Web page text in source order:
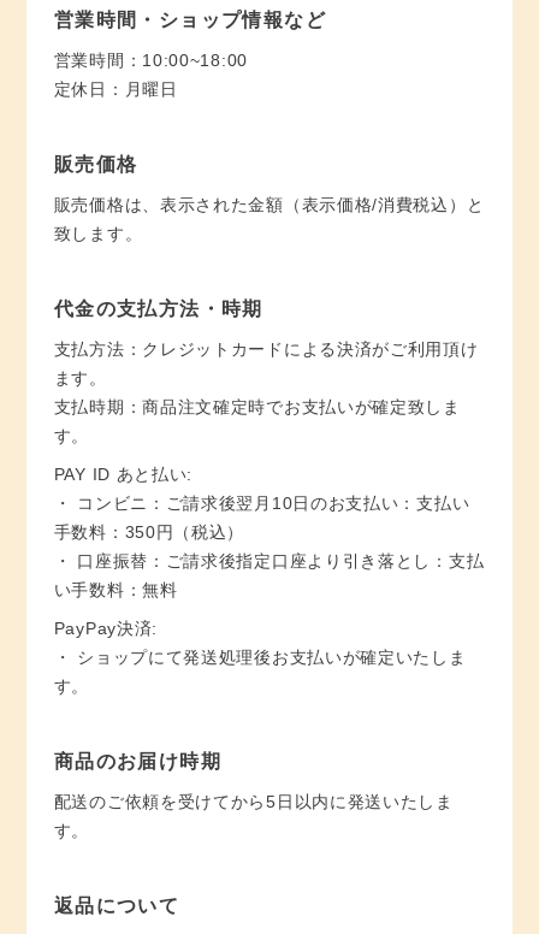
営業時間・ショップ情報など
営業時間：10:00~18:00
定休日：月曜日
販売価格
販売価格は、表示された金額（表示価格/消費税込）と
致します。
代金の支払方法・時期
支払方法：クレジットカードによる決済がご利用頂け
ます。
支払時期：商品注文確定時でお支払いが確定致しま
す。
PAY ID あと払い:
・ コンビニ：ご請求後翌月10日のお支払い：支払い
手数料：350円（税込）
・ 口座振替：ご請求後指定口座より引き落とし：支払
い手数料：無料
PayPay決済:
・ ショップにて発送処理後お支払いが確定いたしま
す。
商品のお届け時期
配送のご依頼を受けてから5日以内に発送いたしま
す。
返品について